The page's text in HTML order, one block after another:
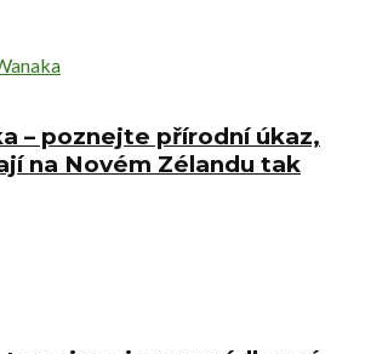
– poznejte přírodní úkaz,
na Novém Zélandu tak